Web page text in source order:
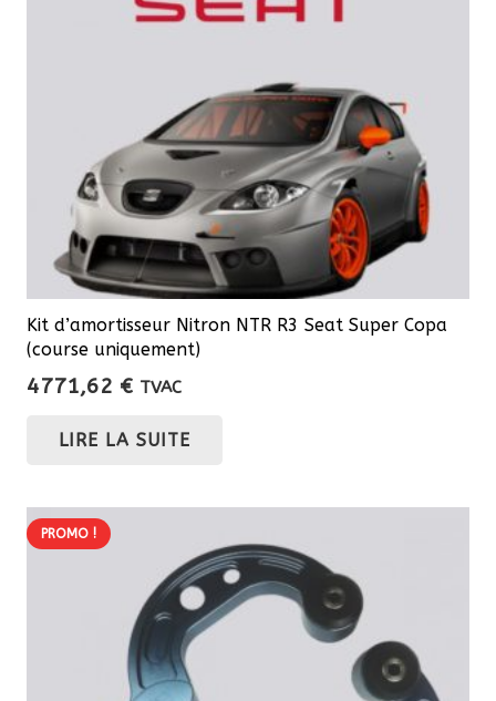
Kit d’amortisseur Nitron NTR R3 Seat Super Copa
(course uniquement)
4771,62 € TVAC
LIRE LA SUITE
PROMO !